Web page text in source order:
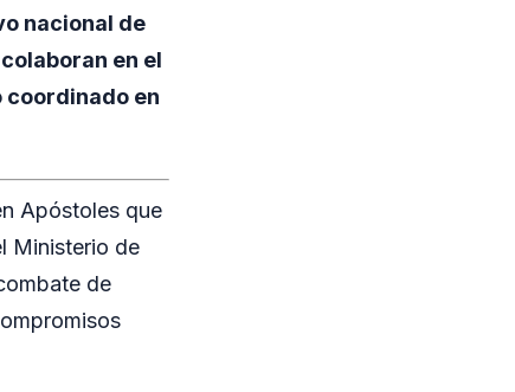
nacional de
en el
en
Apóstoles que
Ministerio de
de